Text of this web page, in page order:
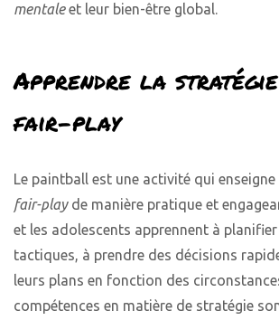
mentaleet leur bien-être global.
Apprendre la
fair-play
Le paintball est une activité qui enseigne
fair-playde manière pratique et
et les adolescents apprennent à
tactiques, à prendre des décisions
leurs plans en fonction des
compétences en matière de stratégie